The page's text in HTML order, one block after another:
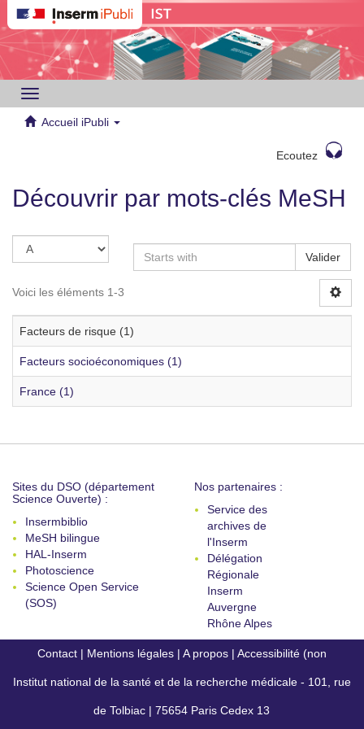
Toggle
navigation
Accueil iPubli
Ecoutez
Découvrir par mots-clés MeSH
Valider
Voici les éléments 1-3
Facteurs de risque (1)
Facteurs socioéconomiques (1)
France (1)
Sites du DSO (département
Science Ouverte) :
Insermbiblio
MeSH bilingue
HAL-Inserm
Photoscience
Science Open Service
(SOS)
Nos partenaires :
Service des
archives de
l'Inserm
Délégation
Régionale
Inserm
Auvergne
Rhône Alpes
Contact | Mentions légales | A propos | Accessibilité (non
conforme)
Institut national de la santé et de la recherche médicale - 101, rue
de Tolbiac | 75654 Paris Cedex 13